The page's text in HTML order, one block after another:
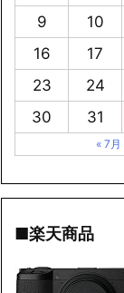
9
10
16
17
23
24
30
31
« 7月
■楽天商品